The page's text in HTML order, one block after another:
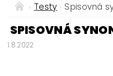
Testy Spisovná
SPISOVNÁ
1.8.2022